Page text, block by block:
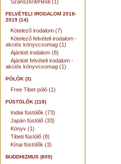
Szanszkrit/Hindi (1)
FELVÉTELI IRODALOM 2018-
2019 (14)
Kötelező irodalom (7)
Kötelező felvételi irodalom -
akciós könyvcsomag (1)
Ajánlott irodalom (8)
Ajánlott felvételi irodalom -
akciós könyvcsomag (1)
PÓLÓK (3)
Free Tibet póló (1)
FÜSTÖLŐK (118)
Indiai füstölők (73)
Japán füstölő (33)
Könyv (1)
Tibeti füstölő (8)
Kínai füstölők (3)
BUDDHIZMUS (809)